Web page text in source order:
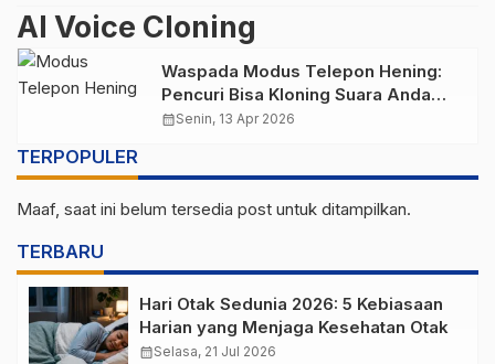
AI Voice Cloning
Waspada Modus Telepon Hening:
Pencuri Bisa Kloning Suara Anda
untuk Penipuan
calendar_monthSenin, 13 Apr 2026
TERPOPULER
Maaf, saat ini belum tersedia post untuk ditampilkan.
TERBARU
Hari Otak Sedunia 2026: 5 Kebiasaan
Harian yang Menjaga Kesehatan Otak
calendar_monthSelasa, 21 Jul 2026